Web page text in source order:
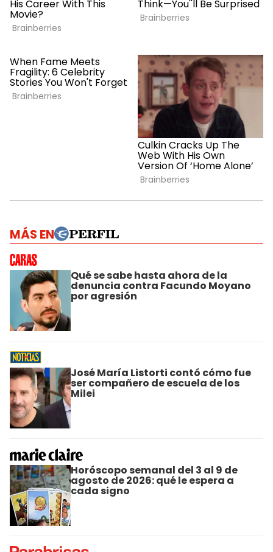
MÁS EN
Qué se sabe hasta ahora de la
denuncia contra Facundo Moyano
por agresión
José María Listorti contó cómo fue
ser compañero de escuela de los
Milei
Horóscopo semanal del 3 al 9 de
agosto de 2026: qué le espera a
cada signo